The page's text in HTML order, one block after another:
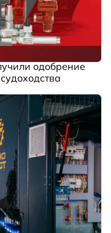
одобрение